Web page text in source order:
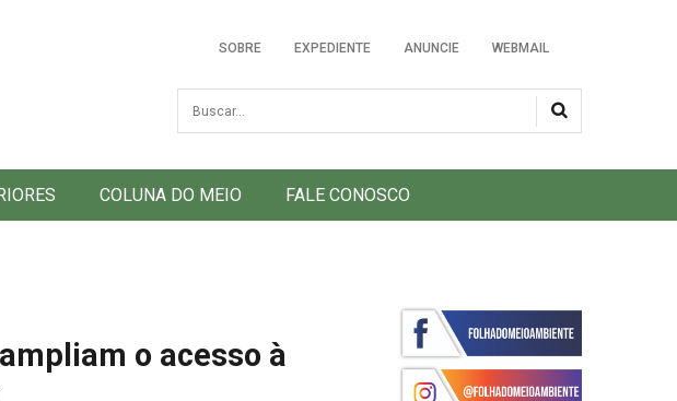
SOBRE EXPEDIENTE ANUNCIE WEBMAIL
Busca
COLUNA DO MEIO FALE CONOSCO
o acesso à